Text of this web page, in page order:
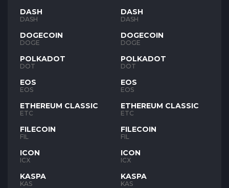
DASH
DASH
DOGECOIN
DOGE
POLKADOT
DOT
EOS
EOS
ETHEREUM CLASSIC
ETC
FILECOIN
FIL
ICON
ICX
KASPA
KAS
DASH
DASH
DOGECOIN
DOGE
POLKADOT
DOT
EOS
EOS
ETHEREUM CLASSIC
ETC
FILECOIN
FIL
ICON
ICX
KASPA
KAS